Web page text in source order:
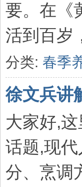
要。在《
活到百岁
分类: 春季
徐文兵讲
大家好,
话题,现
分、烹调